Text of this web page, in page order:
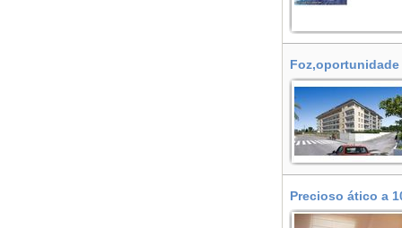
Precioso ático a